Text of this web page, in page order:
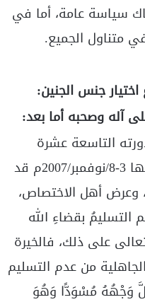
سياسة عامة، أما في
متناول الجميع.
جنس الجنين:
آله وصحبه أما بعد:
التاسعة عشرة
المنعقدة بمكة المكرمة فيالفترة من 22-27/شوال/1428هـ التي يوافقها 3-8/نوفمبر/2007م قد
وعرض أهل الاختصاص،
بقضاءِ الله
على ذلك، فالخيرة
من عدم التسليم
ظَلَّ وَجْهُهُ مُسْوَدًّا وَهُوَ